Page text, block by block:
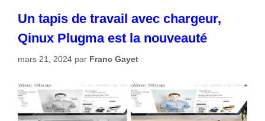
Un tapis de travail avec chargeur,
Qinux Plugma est la nouveauté
mars 21, 2024 par Franc Gayet